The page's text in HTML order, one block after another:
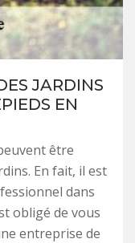
JARDINS
EN
être
En fait, il est
dans
obligé de vous
entreprise de